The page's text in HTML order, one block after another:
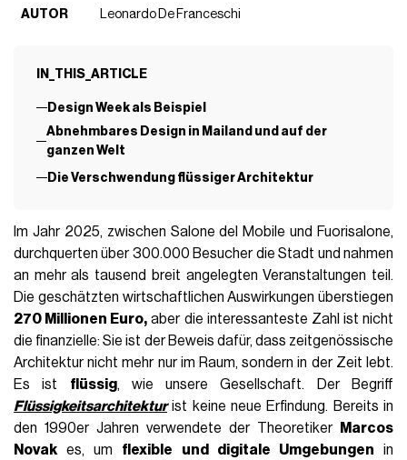
AUTOR
Leonardo De Franceschi
IN_THIS_ARTICLE
Design Week als Beispiel
Abnehmbares Design in Mailand und auf der
ganzen Welt
Die Verschwendung flüssiger Architektur
Im Jahr 2025, zwischen Salone del Mobile und Fuorisalone,
durchquerten über 300.000 Besucher die Stadt und nahmen
an mehr als tausend breit angelegten Veranstaltungen teil.
Die geschätzten wirtschaftlichen Auswirkungen überstiegen
270 Millionen Euro, aber die interessanteste Zahl ist nicht
die finanzielle: Sie ist der Beweis dafür, dass zeitgenössische
Architektur nicht mehr nur im Raum, sondern in der Zeit lebt.
Es ist flüssig, wie unsere Gesellschaft. Der Begriff
Flüssigkeitsarchitekturist keine neue Erfindung. Bereits in
den 1990er Jahren verwendete der Theoretiker
Marcos
Novakes, um flexible und digitale Umgebungen in